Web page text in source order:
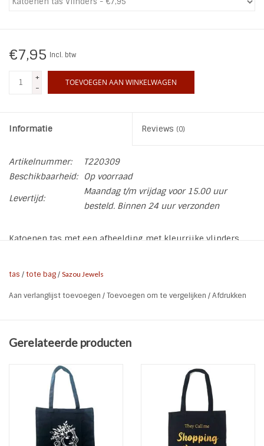
€7,95 Incl. btw
+
-
TOEVOEGEN AAN WINKELWAGEN
Informatie Reviews (0)
Artikelnummer:
T220309
Beschikbaarheid:
Op voorraad
Levertijd:
Maandag t/m vrijdag voor 15.00 uur
besteld. Binnen 24 uur verzonden
Katoenen tas met een afbeelding met kleurrijke vlinders.
De tas is van 100% katoen.
handvaten van ca.70cm.
naam? Stuur ons een berichtje over de mogelijkheden.
tas /tote bag/ Sazou Jewels
Aan verlanglijst toevoegen /Toevoegen om te vergelijken /Afdrukken
Gerelateerde producten